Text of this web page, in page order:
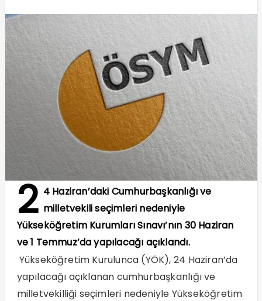
2 4 Haziran’daki Cumhurbaşkanlığı ve
milletvekili seçimleri nedeniyle
Yükseköğretim Kurumları Sınavı’nın 30 Haziran
ve 1 Temmuz’da yapılacağı açıklandı.
Yükseköğretim Kurulunca (YÖK), 24 Haziran’da
yapılacağı açıklanan cumhurbaşkanlığı ve
milletvekilliği seçimleri nedeniyle Yükseköğretim